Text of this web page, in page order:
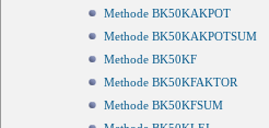
Methode BK50KAKPOT
Methode BK50KAKPOTSUM
Methode BK50KF
Methode BK50KFAKTOR
Methode BK50KFSUM